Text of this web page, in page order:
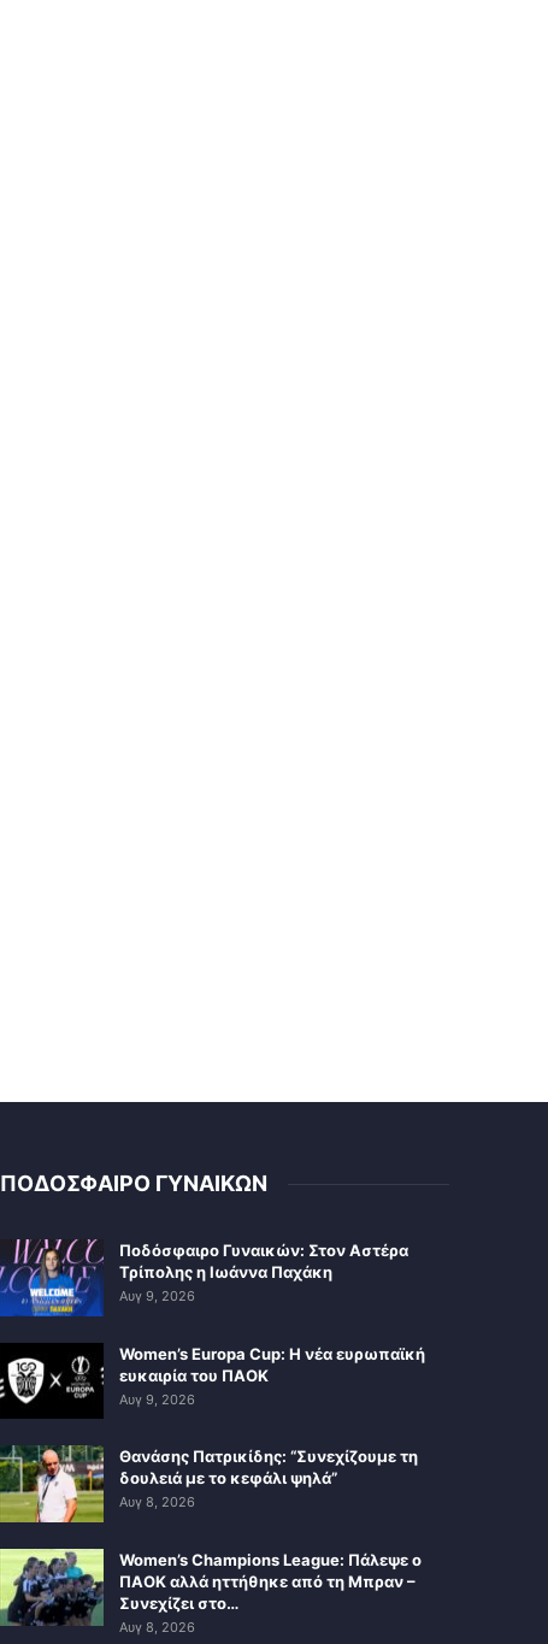
ΠΟΔΟΣΦΑΙΡΟ ΓΥΝΑΙΚΩΝ
Ποδόσφαιρο Γυναικών: Στον Αστέρα
Τρίπολης η Ιωάννα Παχάκη
Αυγ 9, 2026
Women’s Europa Cup: Η νέα ευρωπαϊκή
ευκαιρία του ΠΑΟΚ
Αυγ 9, 2026
Θανάσης Πατρικίδης: “Συνεχίζουμε τη
δουλειά με το κεφάλι ψηλά”
Αυγ 8, 2026
Women’s Champions League: Πάλεψε ο
ΠΑΟΚ αλλά ηττήθηκε από τη Μπραν –
Συνεχίζει στο…
Αυγ 8, 2026